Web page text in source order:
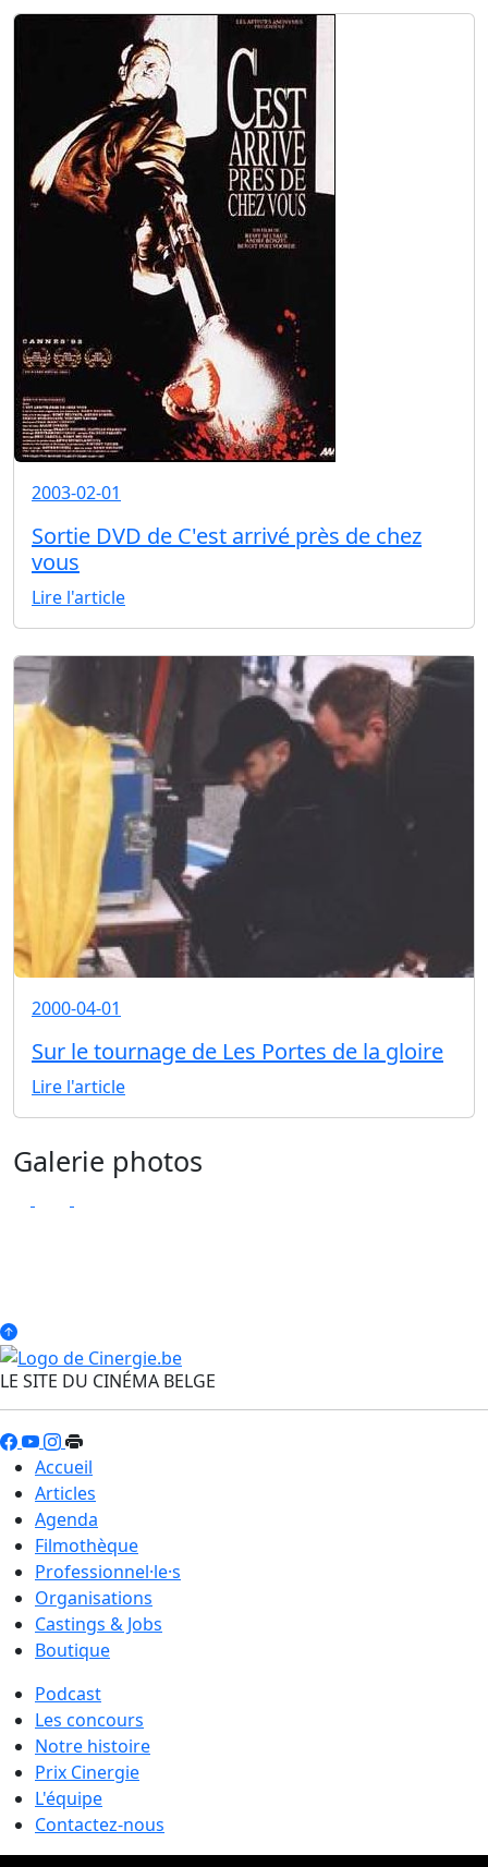
2003-02-01
Sortie DVD de C'est arrivé près de chez
vous
Lire l'article
2000-04-01
Sur le tournage de Les Portes de la gloire
Lire l'article
Galerie photos
LE SITE DU CINÉMA BELGE
Accueil
Articles
Agenda
Filmothèque
Professionnel·le·s
Organisations
Castings & Jobs
Boutique
Podcast
Les concours
Notre histoire
Prix Cinergie
L'équipe
Contactez-nous